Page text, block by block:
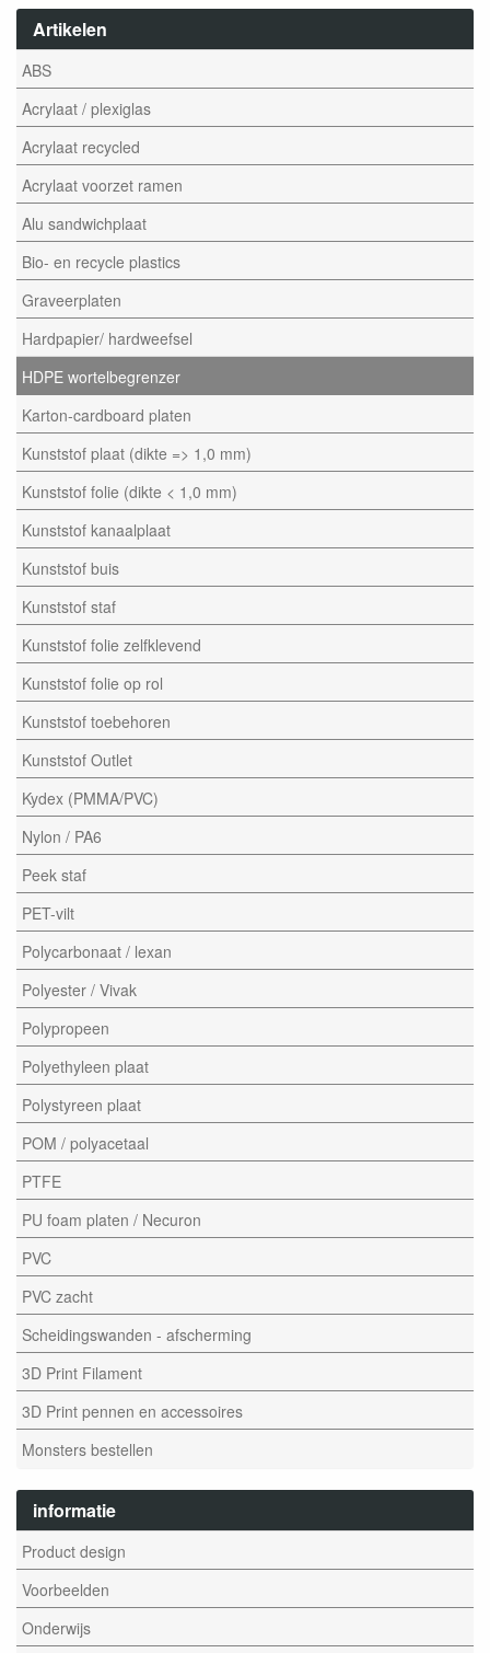
Artikelen
ABS
Acrylaat / plexiglas
Acrylaat recycled
Acrylaat voorzet ramen
Alu sandwichplaat
Bio- en recycle plastics
Graveerplaten
Hardpapier/ hardweefsel
HDPE wortelbegrenzer
Karton-cardboard platen
Kunststof plaat (dikte => 1,0 mm)
Kunststof folie (dikte < 1,0 mm)
Kunststof kanaalplaat
Kunststof buis
Kunststof staf
Kunststof folie zelfklevend
Kunststof folie op rol
Kunststof toebehoren
Kunststof Outlet
Kydex (PMMA/PVC)
Nylon / PA6
Peek staf
PET-vilt
Polycarbonaat / lexan
Polyester / Vivak
Polypropeen
Polyethyleen plaat
Polystyreen plaat
POM / polyacetaal
PTFE
PU foam platen / Necuron
PVC
PVC zacht
Scheidingswanden - afscherming
3D Print Filament
3D Print pennen en accessoires
Monsters bestellen
informatie
Product design
Voorbeelden
Onderwijs